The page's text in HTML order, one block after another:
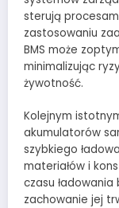
sterują
zastosowaniu
BMS może
minimalizując
żywotność.
Kolejnym
akumulatorów
szybkiego
materiałów i
czasu
zachowanie jej